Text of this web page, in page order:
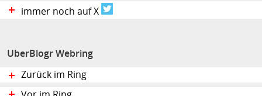
immer noch auf X
UberBlogr Webring
Zurück im Ring